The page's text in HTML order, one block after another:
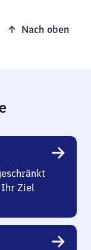
Nach oben
Ihr Ziel